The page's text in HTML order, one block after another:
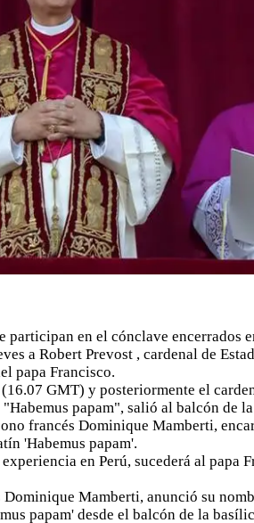
participan en el cónclave encerrados
a Robert Prevost , cardenal de
papa Francisco.
GMT) y posteriormente el
papam", salió al balcón de
francés Dominique Mamberti,
'Habemus papam'.
en Perú, sucederá al papa
Mamberti, anunció su
papam' desde el balcón de la